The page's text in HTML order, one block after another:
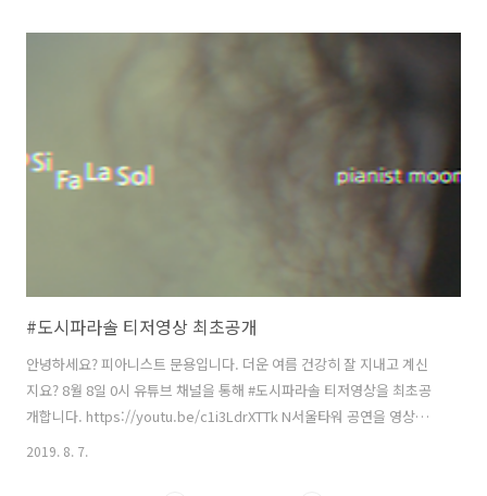
라이브 연주를 선보이며, 게스트로 피다영의 만게님이 자리합니다. 커버
#도시파라솔 티저영상 최초공개
안녕하세요? 피아니스트 문용입니다. 더운 여름 건강히 잘 지내고 계신
지요? 8월 8일 0시 유튜브 채널을 통해 #도시파라솔 티저영상을 최초공
개합니다. https://youtu.be/c1i3LdrXTTk N서울타워 공연을 영상으
로 남겨주신 이지안 감독님과 함께 작업을 했는데요. 습하고 무더운 날씨
2019. 8. 7.